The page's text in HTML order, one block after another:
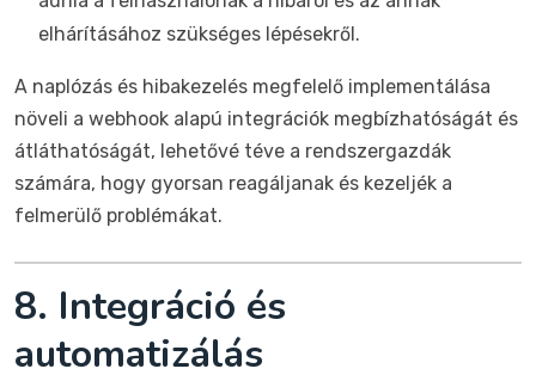
elhárításához szükséges lépésekről.
A naplózás és hibakezelés megfelelő implementálása
növeli a webhook alapú integrációk megbízhatóságát és
átláthatóságát, lehetővé téve a rendszergazdák
számára, hogy gyorsan reagáljanak és kezeljék a
felmerülő problémákat.
8. Integráció és
automatizálás